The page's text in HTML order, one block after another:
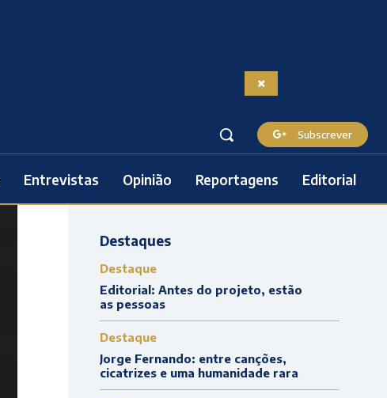
Subscrever
Entrevistas Opinião Reportagens Editorial
Destaques
Destaque
Editorial: Antes do projeto, estão
as pessoas
Destaque
Jorge Fernando: entre canções,
cicatrizes e uma humanidade rara